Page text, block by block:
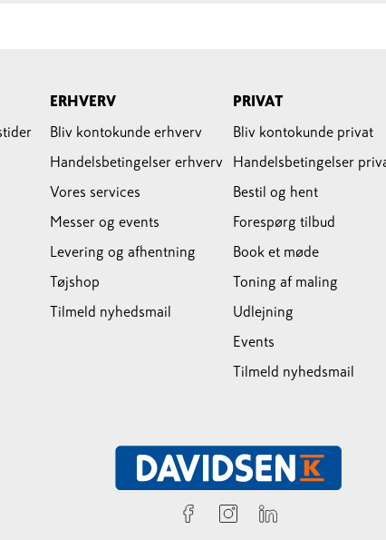
ERHVERV
Bliv kontokunde erhverv
Handelsbetingelser erhverv
Vores services
Messer og events
Levering og afhentning
Tøjshop
Tilmeld nyhedsmail
PRIVAT
Bliv kontokunde privat
Handelsbetingelser
Bestil og hent
Forespørg tilbud
Book et møde
Toning af maling
Udlejning
Events
Tilmeld nyhedsmail